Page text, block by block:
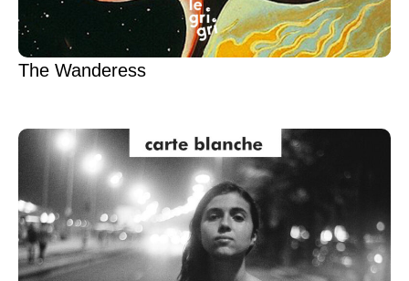
The Wanderess